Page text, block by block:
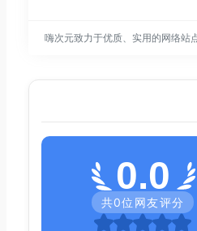
嗨次元致力于优质、实用的网络站
0.0
共0位网友评分